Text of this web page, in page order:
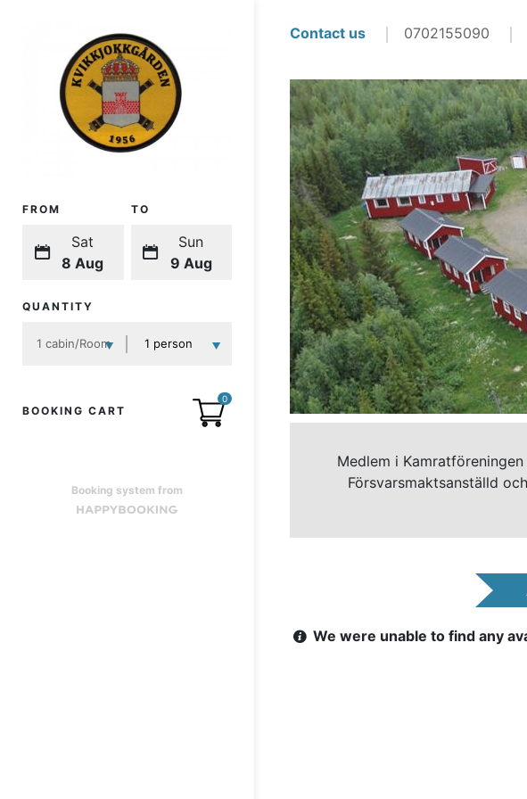
FROM
Sat
8 Aug
TO
Sun
9 Aug
QUANTITY
BOOKING CART
0
Booking system from
Contact us 0702155090
Medlem i
Försvarsmaktsanställd
We were unable to find any